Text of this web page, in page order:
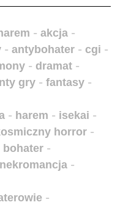
- akcja -
- antybohater - cgi -
- dramat -
gry - fantasy -
- harem - isekai -
horror -
bohater -
nekromancja -
-